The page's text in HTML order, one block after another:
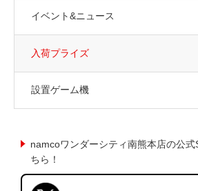
イベント&ニュース
入荷プライズ
設置ゲーム機
namcoワンダーシティ南熊本店の公式
ちら！